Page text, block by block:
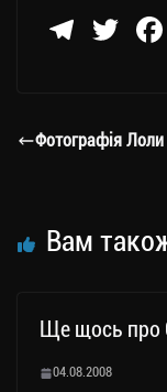
Te
a
T
er
Фотографія Лоли
Вам
Ще щось про
04.08.2008